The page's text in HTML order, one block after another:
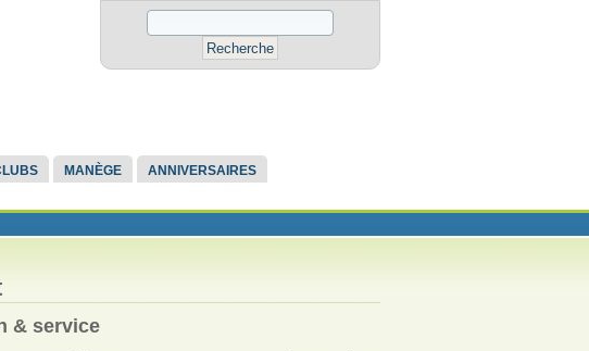
MANÈGE
ANNIVERSAIRES
& service